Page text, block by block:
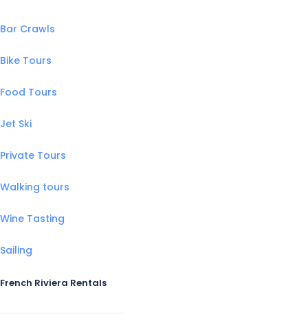
Bar Crawls
Bike Tours
Food Tours
Jet Ski
Private Tours
Walking tours
Wine Tasting
Sailing
French Riviera Rentals